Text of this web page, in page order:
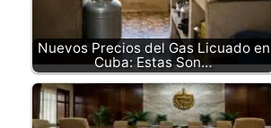
Nuevos Precios del Gas Licuado en
Cuba: Estas Son…